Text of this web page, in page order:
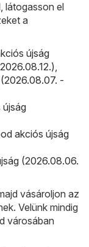
látogasson el
a
újság
,
-
újság
akciós újság
(2026.08.06.
vásároljon az
Velünk mindig
városában